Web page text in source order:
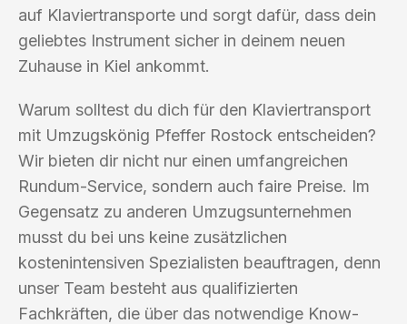
auf Klaviertransporte und sorgt dafür, dass dein
geliebtes Instrument sicher in deinem neuen
Zuhause in Kiel ankommt.
Warum solltest du dich für den Klaviertransport
mit Umzugskönig Pfeffer Rostock entscheiden?
Wir bieten dir nicht nur einen umfangreichen
Rundum-Service, sondern auch faire Preise. Im
Gegensatz zu anderen Umzugsunternehmen
musst du bei uns keine zusätzlichen
kostenintensiven Spezialisten beauftragen, denn
unser Team besteht aus qualifizierten
Fachkräften, die über das notwendige Know-